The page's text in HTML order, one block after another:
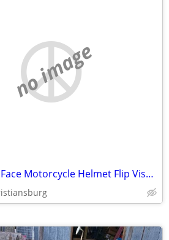
no image
GMax Open Face Motorcycle Helmet Flip Visor Sun Visor Adult Large